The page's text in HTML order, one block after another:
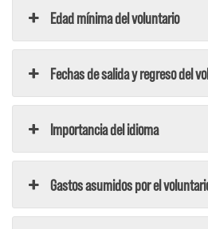
Edad mínima del voluntario
Fechas de salida y regreso del
Importancia del idioma
Gastos asumidos por el